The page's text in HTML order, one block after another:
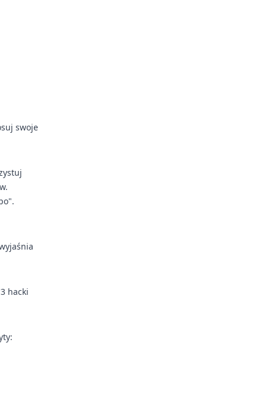
swoje
hacki